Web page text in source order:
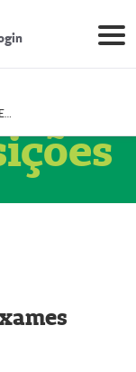
Prestador Decordis Exames Cardiológicos LTDA (51004346-0)